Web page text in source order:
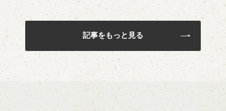
底解説
記事をもっと見る